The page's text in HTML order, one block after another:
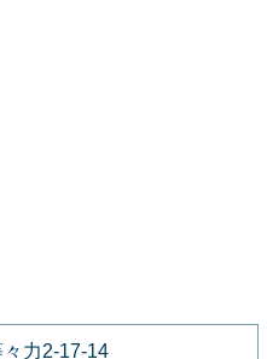
力2-17-14